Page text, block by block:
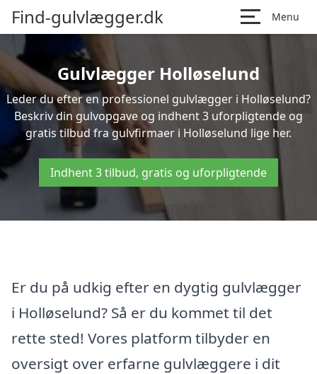
Find-gulvlægger.dk Menu
Gulvlægger Holløselund
Leder du efter en professionel gulvlægger i Holløselund?
Beskriv din gulvopgave og indhent 3 uforpligtende og
gratis tilbud fra gulvfirmaer i Holløselund lige her.
Indhent 3 tilbud, gratis og uforpligtende
Er du på udkig efter en dygtig gulvlægger
i Holløselund? Så er du kommet til det
rette sted! Vores platform tilbyder en
oversigt over erfarne gulvlæggere i dit